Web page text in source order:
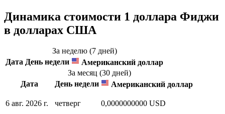
Динамика стоимости 1 доллара Фиджи
в долларах США
За неделю (7 дней)
Дата День недели
Американский доллар
За месяц (30 дней)
Дата
День недели Американский доллар
6 авг. 2026 г. четверг 0,0000000000 USD